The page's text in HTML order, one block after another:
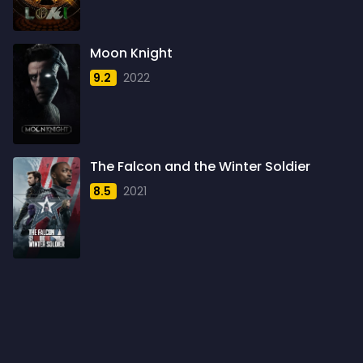
1960
1961
1962
1963
1964
1965
1966
1967
1968
Moon Knight
9.2 2022
The Falcon and the Winter Soldier
8.5 2021